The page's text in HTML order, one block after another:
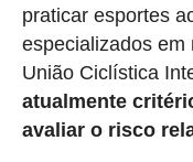
praticar esportes
especializados em
União Ciclística
atualmente
avaliar o risco